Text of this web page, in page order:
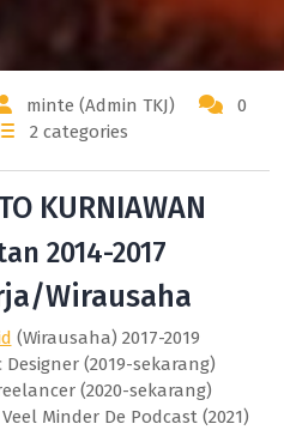
minte (Admin TKJ)
0
2 categories
KURNIAWAN
2014-2017
Wirausaha
(Wirausaha) 2017-2019
Designer (2019-sekarang)
(2020-sekarang)
Minder De Podcast (2021)